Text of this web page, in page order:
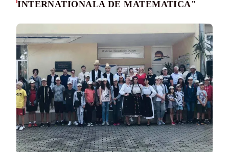
INTERNATIONALA DE MATEMATICA"